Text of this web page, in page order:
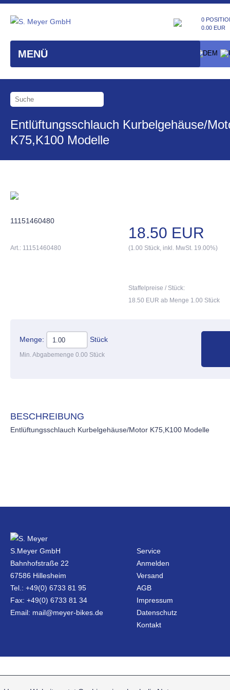
MENÜ
0
0.00 EUR
Entlüftungsschlauch Kurbelgehäuse/
K75,K100 Modelle
11151460480
18.50 EUR
Art.: 11151460480 (1.00 Stück, inkl. MwSt. 19.00%)
Staffelpreise / Stück:
18.50 EUR ab Menge 1.00 Stück
Menge: Stück
Min. Abgabemenge 0.00 Stück
BESCHREIBUNG
Entlüftungsschlauch Kurbelgehäuse/Motor K75,K100 Modelle
S.Meyer GmbH
Bahnhofstraße 22
67586 Hillesheim
Tel.: +49(0) 6733 81 95
Fax: +49(0) 6733 81 34
Email: mail@meyer-bikes.de
Service
Anmelden
Versand
AGB
Impressum
Datenschutz
Kontakt